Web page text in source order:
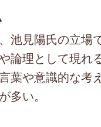
池見陽氏の立場
論理として現れ
葉や意識的な考
多い。